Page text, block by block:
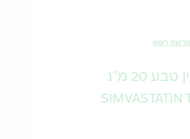
רופא
20 מ"ג
SIMVASTATIN